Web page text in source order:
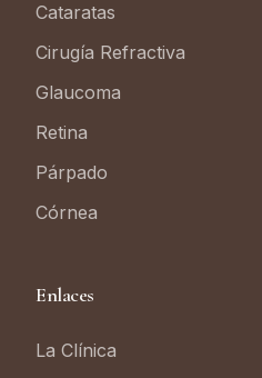
Cataratas
Cirugía Refractiva
Glaucoma
Retina
Párpado
Córnea
Enlaces
La Clínica